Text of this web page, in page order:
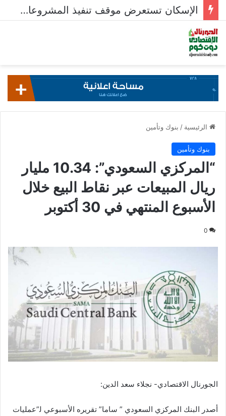
الإسكان تستعرض موقف تنفيذ المشروعات السكنية في 5 مدن جديدة
الرئيسية / بنوك وتأمين
بنوك وتأمين
“المركزي السعودي”: 10.34 مليار
ريال المبيعات عبر نقاط البيع خلال
الأسبوع المنتهي في 30 أكتوبر
0
الجورنال الاقتصادي- نجلاء سعد الدين:
أصدر البنك المركزي السعودي ” ساما” تقريره الأسبوعي ﻟ”عمليات